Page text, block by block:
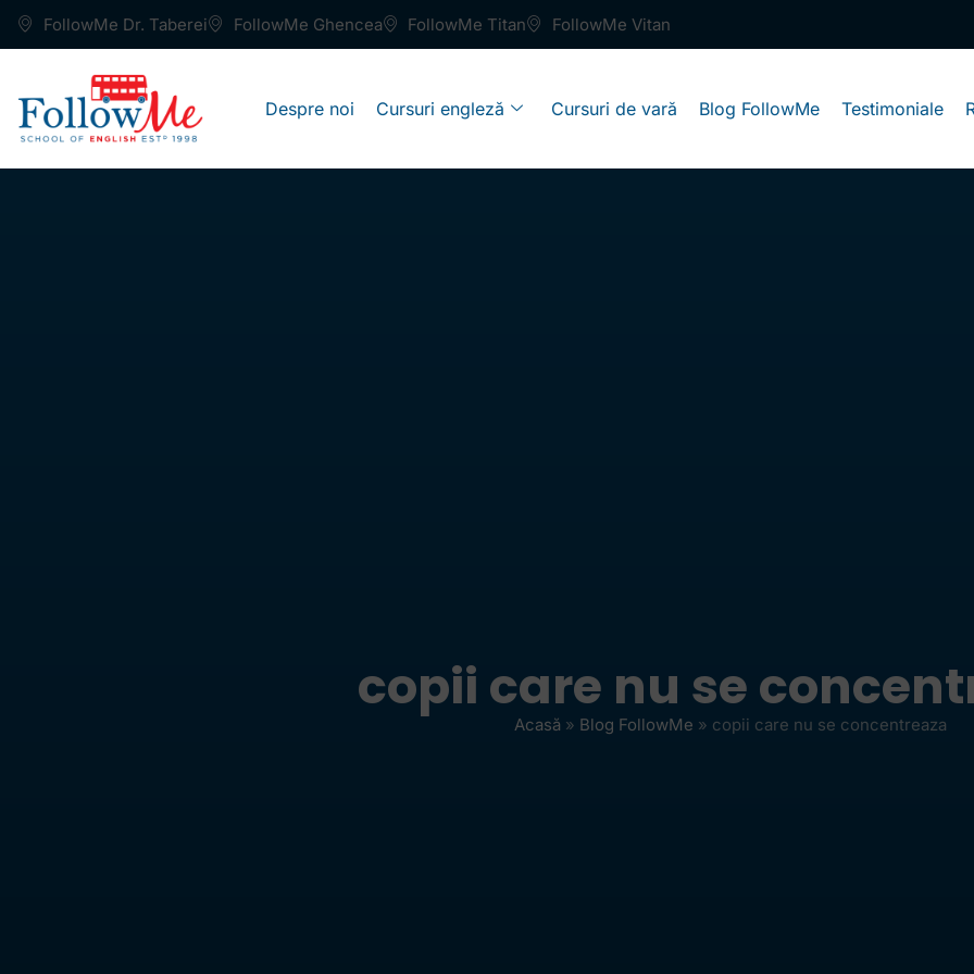
FollowMe Dr. Taberei FollowMe Ghencea FollowMe Titan FollowMe Vitan
Despre noi Cursuri engleză Cursuri de vară Blog FollowMe Testimoniale
copii care nu se
Acasă » Blog FollowMe » copii care nu se concentreaza